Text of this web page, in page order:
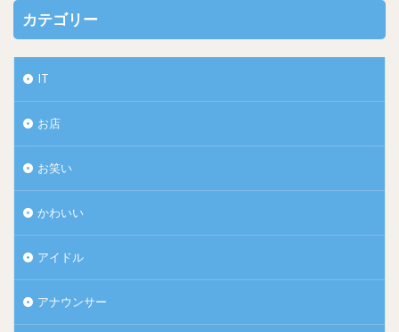
カテゴリー
IT
お店
お笑い
かわいい
アイドル
アナウンサー